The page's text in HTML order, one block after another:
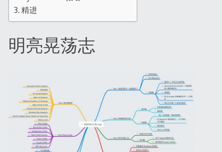
精进
明亮晃荡志